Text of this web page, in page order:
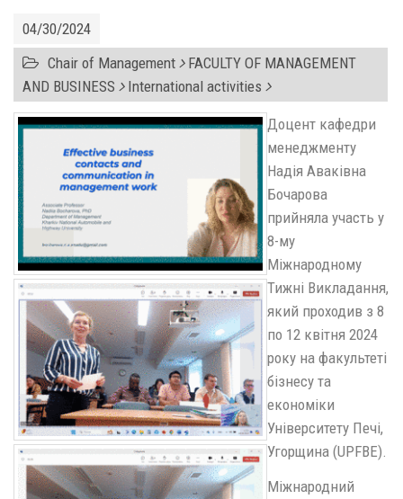
04/30/2024
Chair of Management FACULTY OF MANAGEMENT
AND BUSINESS International activities
Доцент кафедри
менеджменту
Надія Аваківна
Бочарова
прийняла участь у
8-му
Міжнародному
Тижні Викладання,
який проходив з 8
по 12 квітня 2024
року на факультеті
бізнесу та
економіки
Університету Печі,
Угорщина (UPFBE).
Міжнародний